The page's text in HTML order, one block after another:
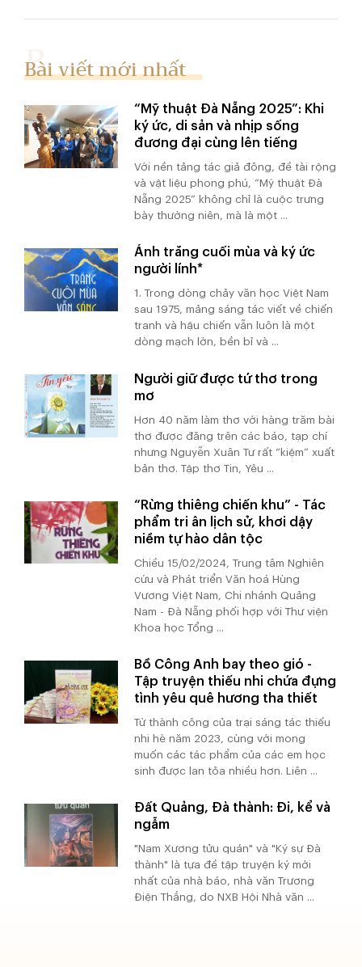
Bài viết mới nhất
“Mỹ thuật Đà Nẵng 2025”: Khi
ký ức, di sản và nhịp sống
đương đại cùng lên tiếng
Với nền tảng tác giả đông, đề tài rộng
và vật liệu phong phú, “Mỹ thuật Đà
Nẵng 2025” không chỉ là cuộc trưng
bày thường niên, mà là một ...
Ánh trăng cuối mùa và ký ức
người lính*
1. Trong dòng chảy văn học Việt Nam
sau 1975, mảng sáng tác viết về chiến
tranh và hậu chiến vẫn luôn là một
dòng mạch lớn, bền bỉ và ...
Người giữ được tứ thơ trong
mơ
Hơn 40 năm làm thơ với hàng trăm bài
thơ được đăng trên các báo, tạp chí
nhưng Nguyễn Xuân Tư rất “kiệm” xuất
bản thơ. Tập thơ Tin, Yêu ...
“Rừng thiêng chiến khu” - Tác
phẩm tri ân lịch sử, khơi dậy
niềm tự hào dân tộc
Chiều 15/02/2024, Trung tâm Nghiên
cứu và Phát triển Văn hoá Hùng
Vương Việt Nam, Chi nhánh Quảng
Nam - Đà Nẵng phối hợp với Thư viện
Khoa học Tổng ...
Bồ Công Anh bay theo gió -
Tập truyện thiếu nhi chứa đựng
tình yêu quê hương tha thiết
Từ thành công của trại sáng tác thiếu
nhi hè năm 2023, cùng với mong
muốn các tác phẩm của các em học
sinh được lan tỏa nhiều hơn. Liên ...
Đất Quảng, Đà thành: Đi, kể và
ngẫm
"Nam Xương tửu quán" và "Ký sự Đà
thành" là tựa đề tập truyện ký mới
nhất của nhà báo, nhà văn Trương
Điện Thắng, do NXB Hội Nhà văn ...